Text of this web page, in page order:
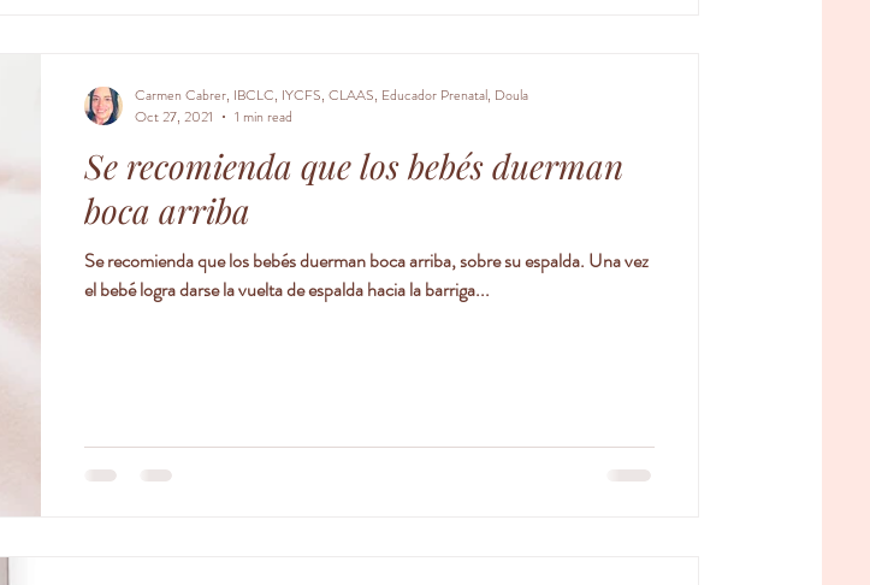
Se recomienda que los bebés duerman
boca arriba
Se recomienda que los bebés duerman boca arriba, sobre su espalda. Una vez
el bebé logra darse la vuelta de espalda hacia la barriga...
Carmen Cabrer, IBCLC, IYCFS, CLAAS, Educador Prenatal, Doula
Oct 27, 2021
1 min read